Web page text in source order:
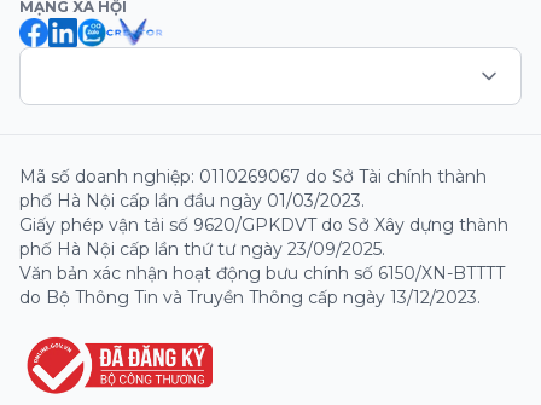
MẠNG XÃ HỘI
Mã số doanh nghiệp: 0110269067 do Sở Tài chính thành
phố Hà Nội cấp lần đầu ngày 01/03/2023.
Giấy phép vận tải số 9620/GPKDVT do Sở Xây dựng thành
phố Hà Nội cấp lần thứ tư ngày 23/09/2025.
Văn bản xác nhận hoạt động bưu chính số 6150/XN-BTTTT
do Bộ Thông Tin và Truyền Thông cấp ngày 13/12/2023.